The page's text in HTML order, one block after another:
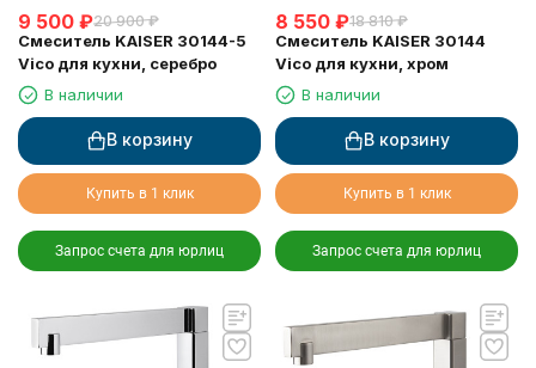
9 500 ₽20 900 ₽
Смеситель KAISER 30144-5
Vico для кухни, серебро
В наличии
В корзину
Купить в 1 клик
Запрос счета для юрлиц
8 550 ₽18 810 ₽
Смеситель KAISER 30144
Vico для кухни, хром
В наличии
В корзину
Купить в 1 клик
Запрос счета для юрлиц